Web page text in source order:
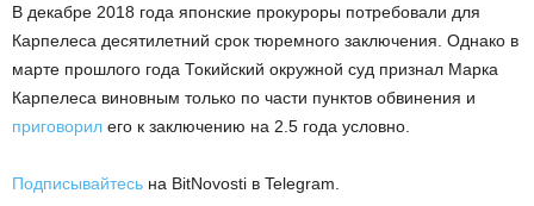
В декабре 2018 года японские прокуроры потребовали для
Карпелеса десятилетний срок тюремного заключения. Однако в
марте прошлого года Токийский окружной суд признал Марка
Карпелеса виновным только по части пунктов обвинения и
приговорил его к заключению на 2.5 года условно.
Подписывайтесь на BitNovosti в Telegram.